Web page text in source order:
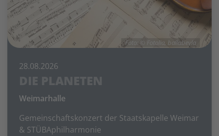
Foto: © Fotolia, ballabeyla
28.08.2026
Weimarhalle
Gemeinschaftskonzert der Staatskapelle Weimar
& STÜBAphilharmonie